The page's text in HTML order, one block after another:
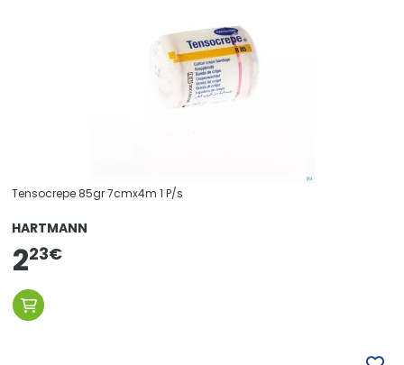
Tensocrepe 85gr 7cmx4m 1 P/s
HARTMANN
223€